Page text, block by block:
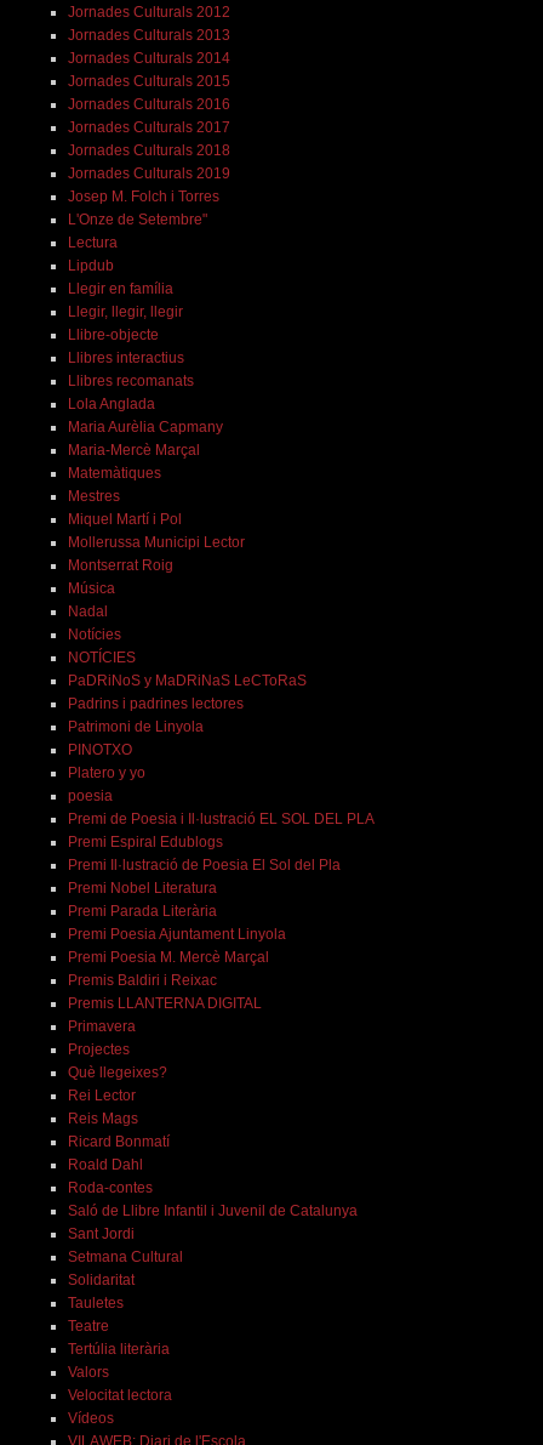
Jornades Culturals 2012
Jornades Culturals 2013
Jornades Culturals 2014
Jornades Culturals 2015
Jornades Culturals 2016
Jornades Culturals 2017
Jornades Culturals 2018
Jornades Culturals 2019
Josep M. Folch i Torres
L'Onze de Setembre"
Lectura
Lipdub
Llegir en família
Llegir, llegir, llegir
Llibre-objecte
Llibres interactius
Llibres recomanats
Lola Anglada
Maria Aurèlia Capmany
Maria-Mercè Marçal
Matemàtiques
Mestres
Miquel Martí i Pol
Mollerussa Municipi Lector
Montserrat Roig
Música
Nadal
Notícies
NOTÍCIES
PaDRiNoS y MaDRiNaS LeCToRaS
Padrins i padrines lectores
Patrimoni de Linyola
PINOTXO
Platero y yo
poesia
Premi de Poesia i Il·lustració EL SOL DEL PLA
Premi Espiral Edublogs
Premi Il·lustració de Poesia El Sol del Pla
Premi Nobel Literatura
Premi Parada Literària
Premi Poesia Ajuntament Linyola
Premi Poesia M. Mercè Marçal
Premis Baldiri i Reixac
Premis LLANTERNA DIGITAL
Primavera
Projectes
Què llegeixes?
Rei Lector
Reis Mags
Ricard Bonmatí
Roald Dahl
Roda-contes
Saló de Llibre Infantil i Juvenil de Catalunya
Sant Jordi
Setmana Cultural
Solidaritat
Tauletes
Teatre
Tertúlia literària
Valors
Velocitat lectora
Vídeos
VILAWEB: Diari de l'Escola